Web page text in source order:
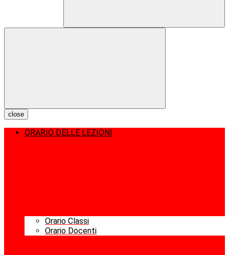
close
ORARIO DELLE LEZIONI
Orario Classi
Orario Docenti